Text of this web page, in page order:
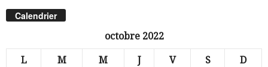
Calendrier
octobre 2022
L M M J V S D